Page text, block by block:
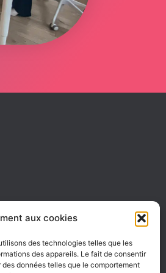
aux cookies
des technologies telles que les
des appareils. Le fait de consentir
données telles que le comportement
d’entreprise